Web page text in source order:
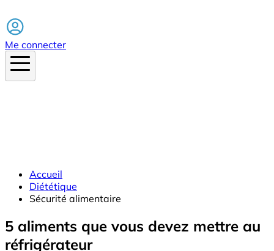
Me connecter
Accueil
Diététique
Sécurité alimentaire
5 aliments que vous devez mettre au
réfrigérateur